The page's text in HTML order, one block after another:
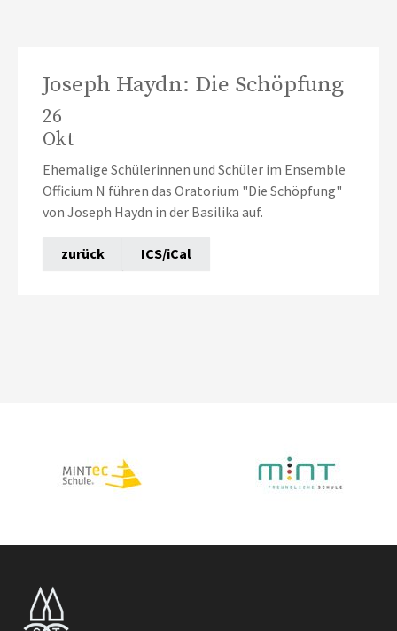
Joseph Haydn: Die Schöpfung
26
Okt
Ehemalige Schülerinnen und Schüler im Ensemble
Officium N führen das Oratorium "Die Schöpfung"
von Joseph Haydn in der Basilika auf.
zurück ICS/iCal